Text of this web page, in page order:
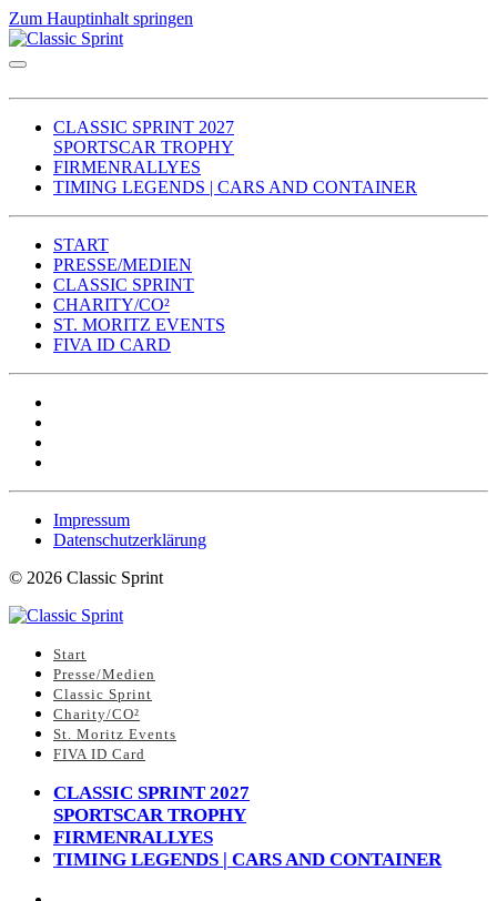
Zum Hauptinhalt springen
CLASSIC SPRINT 2027
SPORTSCAR TROPHY
FIRMENRALLYES
TIMING LEGENDS | CARS AND CONTAINER
START
PRESSE/MEDIEN
CLASSIC SPRINT
CHARITY/CO²
ST. MORITZ EVENTS
FIVA ID CARD
Impressum
Datenschutzerklärung
© 2026 Classic Sprint
Start
Presse/Medien
Classic Sprint
Charity/CO²
St. Moritz Events
FIVA ID Card
CLASSIC SPRINT 2027
SPORTSCAR TROPHY
FIRMENRALLYES
TIMING LEGENDS | CARS AND CONTAINER